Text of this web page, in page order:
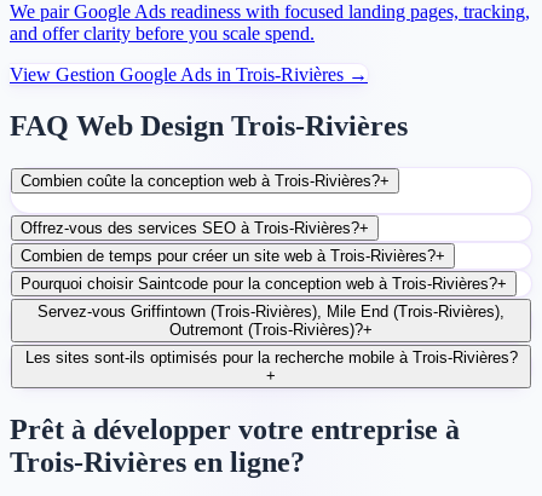
We pair Google Ads readiness with focused landing pages, tracking,
and offer clarity before you scale spend.
View Gestion Google Ads in Trois-Rivières →
FAQ Web Design Trois-Rivières
Combien coûte la conception web à Trois-Rivières?+
Offrez-vous des services SEO à Trois-Rivières?+
Combien de temps pour créer un site web à Trois-Rivières?+
Pourquoi choisir Saintcode pour la conception web à Trois-Rivières?+
Servez-vous Griffintown (Trois-Rivières), Mile End (Trois-Rivières),
Outremont (Trois-Rivières)?+
Les sites sont-ils optimisés pour la recherche mobile à Trois-Rivières?
+
Prêt à développer votre entreprise à
Trois-Rivières en ligne?